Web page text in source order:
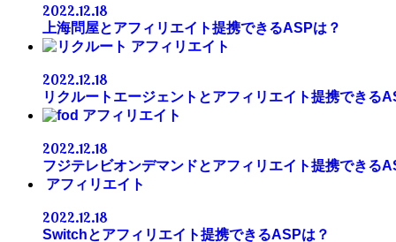
2022.12.18
上海問屋とアフィリエイト提携できるASPは？
アフィリエイト
2022.12.18
リクルートエージェントとアフィリエイト提携できる
アフィリエイト
2022.12.18
フジテレビオンデマンドとアフィリエイト提携できる
アフィリエイト
2022.12.18
Switchとアフィリエイト提携できるASPは？